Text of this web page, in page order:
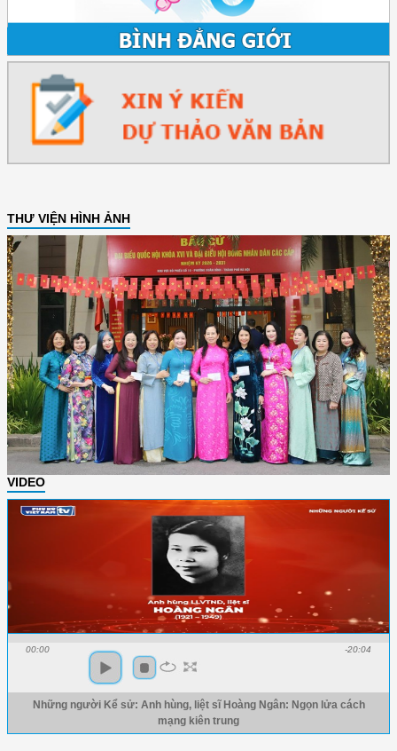
THƯ VIỆN HÌNH ẢNH
VIDEO
00:00 -20:04
Những người Kể sử: Anh hùng, liệt sĩ Hoàng Ngân: Ngọn lửa cách
mạng kiên trung